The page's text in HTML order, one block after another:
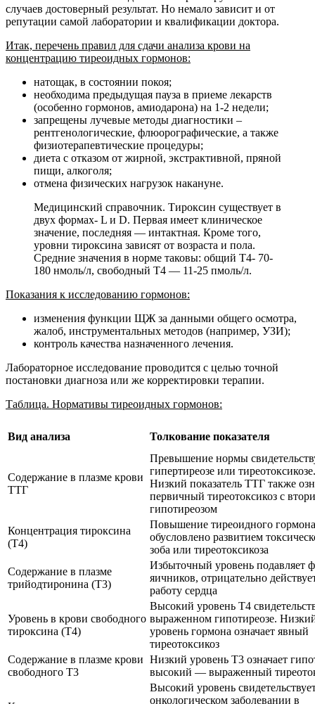
случаев достоверный результат. Но немало зависит и от
репутации самой лаборатории и квалификации доктора.
Итак, перечень правил для сдачи анализа крови на
концентрацию тиреоидных гормонов:
натощак, в состоянии покоя;
необходима предыдущая пауза в приеме лекарств
(особенно гормонов, амиодарона) на 1-2 недели;
запрещены лучевые методы диагностики –
рентгенологические, флюорографические, а также
физиотерапевтические процедуры;
диета с отказом от жирной, экстрактивной, пряной
пищи, алкоголя;
отмена физических нагрузок накануне.
Медицинский справочник. Тироксин существует в
двух формах- L и D. Первая имеет клиническое
значение, последняя — интактная. Кроме того,
уровни тироксина зависят от возраста и пола.
Средние значения в норме таковы: общий Т4- 70-
180 нмоль/л, свободный Т4 — 11-25 пмоль/л.
Показания к исследованию гормонов:
изменения функции ЩЖ за данными общего осмотра,
жалоб, инструментальных методов (например, УЗИ);
контроль качества назначенного лечения.
Лабораторное исследование проводится с целью точной
постановки диагноза или же корректировки терапии.
Таблица. Нормативы тиреоидных гормонов:
Вид анализа Толкование показателя
Содержание в плазме крови
ТТГ
Превышение нормы
гипертиреозе или тиреотоксикозе.
Низкий показатель ТТГ также
первичный тиреотоксикоз с
гипотиреозом
Концентрация тироксина
(Т4)
Повышение тиреоидного гормона
обусловлено развитием
зоба или тиреотоксикоза
Содержание в плазме
трийодтиронина (Т3)
Избыточный уровень подавляет
яичников, отрицательно
работу сердца
Уровень в крови свободного
тироксина (Т4)
Высокий уровень Т4
выраженном гипотиреозе.
уровень гормона означает явный
тиреотоксикоз
Содержание в плазме крови
свободного Т3
Низкий уровень Т3 означает
высокий — выраженный
Высокий уровень
онкологическом заболевании в